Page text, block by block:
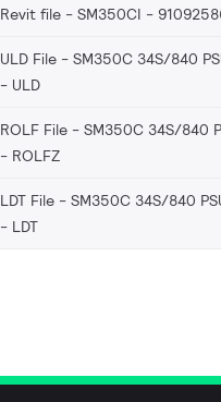
Revit file - SM350CI -
ULD File - SM350C 34S/840
ULD
ROLF File - SM350C 34S/840
ROLFZ
LDT File - SM350C 34S/840
LDT